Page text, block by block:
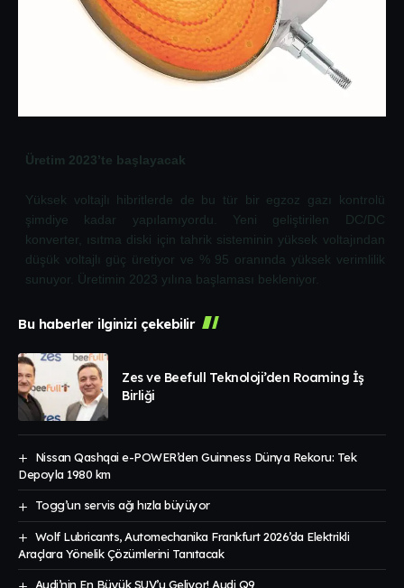
Üretim 2023’te başlayacak
Yüksek voltajlı hibritlerde de bu tür bir egzoz gazı kontrolü
şimdiye kadar yapılamıyordu. Yeni geliştirilen DC/DC
konverter, ısıtma diski için tahrik sisteminin yüksek voltajından
düşük voltajlı güç üretiyor ve % 95 oranında yüksek verimlilik
sunuyor. Üretimin 2023 yılına başlaması bekleniyor.
Bu haberler ilginizi çekebilir
Zes ve Beefull Teknoloji’den Roaming İş
Birliği
Nissan Qashqai e-POWER’den Guinness Dünya Rekoru: Tek
Depoyla 1980 km
Togg’un servis ağı hızla büyüyor
Wolf Lubricants, Automechanika Frankfurt 2026’da Elektrikli
Araçlara Yönelik Çözümlerini Tanıtacak
Audi’nin En Büyük SUV’u Geliyor! Audi Q9